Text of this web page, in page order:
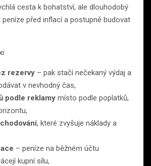
cesta k bohatství, ale dlouhodobý
před inflací a postupně budovat
rezervy – pak stačí nečekaný výdaj a
v nevhodný čas,
podle reklamy místo podle poplatků,
, které zvyšuje náklady a
– peníze na běžném účtu
kupní sílu,